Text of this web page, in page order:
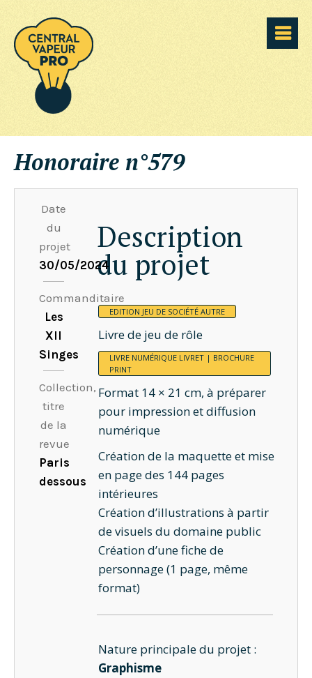
Honoraire n°579
Date
du
projet
30/05/2024
Commanditaire
Les
XII
Singes
Collection,
titre
de la
revue
Paris
dessous
Description
du projet
EDITION JEU DE SOCIÉTÉ AUTRE
Livre de jeu de rôle
LIVRE NUMÉRIQUE LIVRET | BROCHURE
PRINT
Format 14 × 21 cm, à préparer
pour impression et diffusion
numérique
Création de la maquette et mise
en page des 144 pages
intérieures
Création d’illustrations à partir
de visuels du domaine public
Création d’une fiche de
personnage (1 page, même
format)
Nature principale du projet :
Graphisme